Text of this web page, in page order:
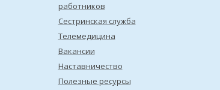
работников
Сестринская служба
Телемедицина
Вакансии
Наставничество
Полезные ресурсы